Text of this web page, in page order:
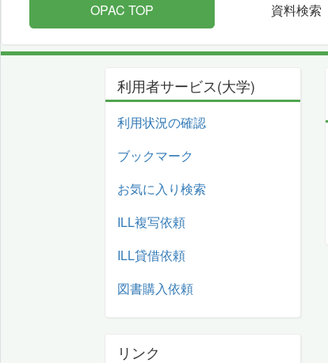
OPAC TOP 資料検索
利用者サービス(大学)
利用状況の確認
ブックマーク
お気に入り検索
ILL複写依頼
ILL貸借依頼
図書購入依頼
リンク